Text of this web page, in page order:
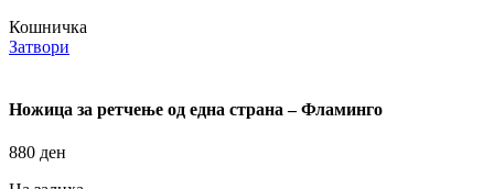
Кошничка
Затвори
Ножица за ретчење од една страна – Фламинго
880 ден